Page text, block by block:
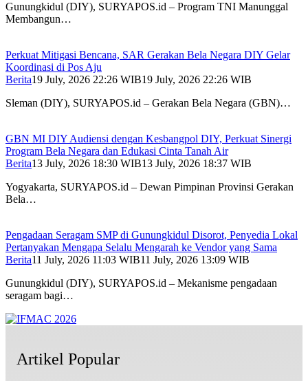
Gunungkidul (DIY), SURYAPOS.id – Program TNI Manunggal
Membangun…
Perkuat Mitigasi Bencana, SAR Gerakan Bela Negara DIY Gelar
Koordinasi di Pos Aju
Berita19 July, 2026 22:26 WIB19 July, 2026 22:26 WIB
Sleman (DIY), SURYAPOS.id – Gerakan Bela Negara (GBN)…
GBN MI DIY Audiensi dengan Kesbangpol DIY, Perkuat Sinergi
Program Bela Negara dan Edukasi Cinta Tanah Air
Berita13 July, 2026 18:30 WIB13 July, 2026 18:37 WIB
Yogyakarta, SURYAPOS.id – Dewan Pimpinan Provinsi Gerakan
Bela…
Pengadaan Seragam SMP di Gunungkidul Disorot, Penyedia Lokal
Pertanyakan Mengapa Selalu Mengarah ke Vendor yang Sama
Berita11 July, 2026 11:03 WIB11 July, 2026 13:09 WIB
Gunungkidul (DIY), SURYAPOS.id – Mekanisme pengadaan
seragam bagi…
Artikel Popular